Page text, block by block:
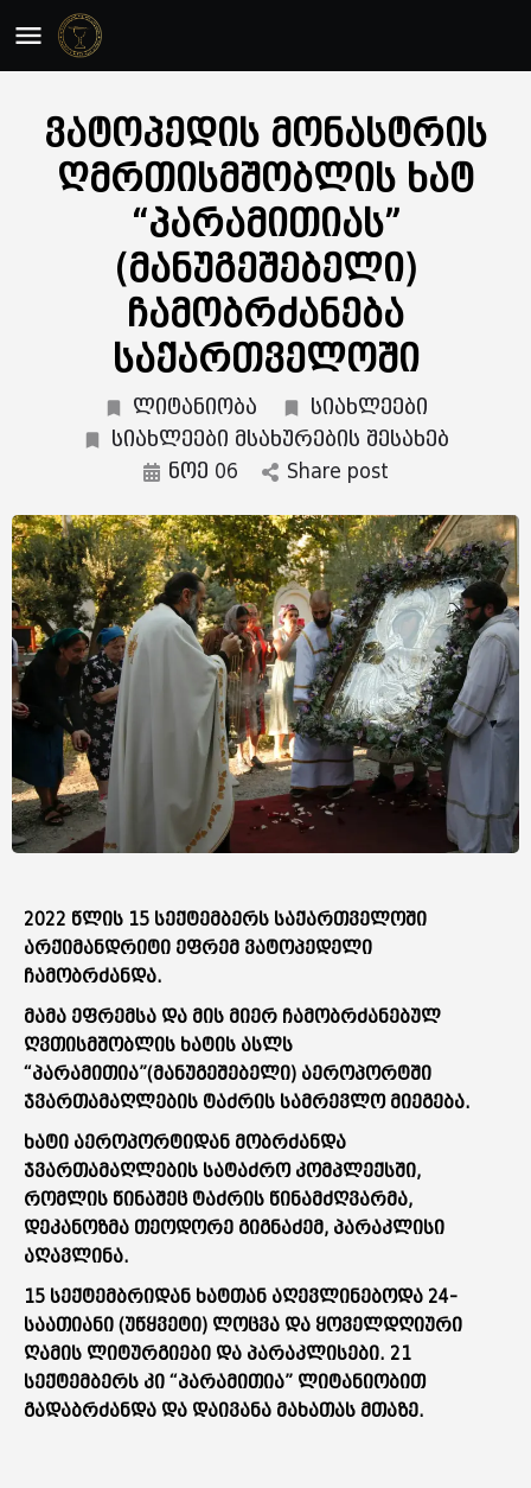
ვატოპედის მონასტრის
ღმრთისმშობლის ხატ
“პარამითიას”
(მანუგეშებელი)
ჩამობრძანება
საქართველოში
ლიტანიობა
სიახლეები
სიახლეები მსახურების შესახებ
ნოე 06
Share post
2022 წლის 15 სექტემბერს საქართველოში
არქიმანდრიტი ეფრემ ვატოპედელი
ჩამობრძანდა.
მამა ეფრემსა და მის მიერ ჩამობრძანებულ
ღვთისმშობლის ხატის ასლს
“პარამითია”(მანუგეშებელი) აეროპორტში
ჯვართამაღლების ტაძრის სამრევლო მიეგება.
ხატი აეროპორტიდან მობრძანდა
ჯვართამაღლების სატაძრო კომპლექსში,
რომლის წინაშეც ტაძრის წინამძღვარმა,
დეკანოზმა თეოდორე გიგნაძემ, პარაკლისი
აღავლინა.
15 სექტემბრიდან ხატთან აღევლინებოდა 24-
საათიანი (უწყვეტი) ლოცვა და ყოველდღიური
ღამის ლიტურგიები და პარაკლისები. 21
სექტემბერს კი “პარამითია” ლიტანიობით
გადაბრძანდა და დაივანა მახათას მთაზე.